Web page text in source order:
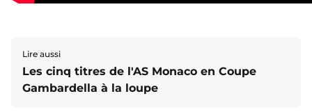
Lire aussi
Les cinq titres de l'AS Monaco en Coupe
Gambardella à la loupe